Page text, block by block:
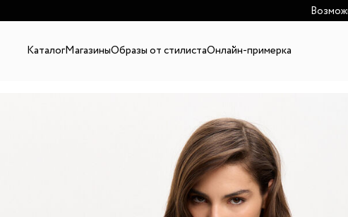
КаталогМагазиныОбразы от стилистаОнлайн-примерка